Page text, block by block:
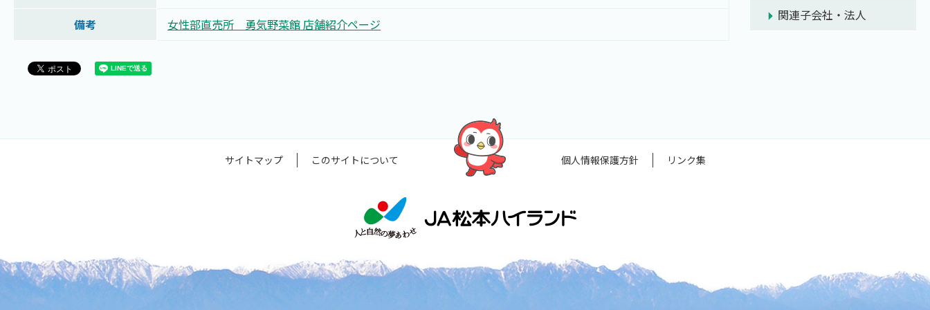
備考
女性部直売所 勇気野菜館 店舗紹介ページ
関連子会社・法人
サイトマップ このサイトについて 個人情報保護方針 リンク集